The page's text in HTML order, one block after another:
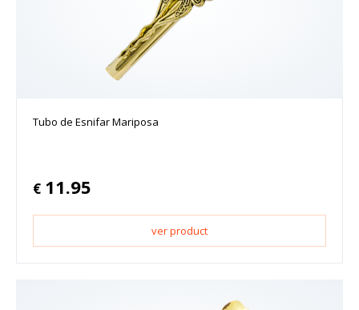
Tubo de Esnifar Mariposa
€ 11.95
ver product